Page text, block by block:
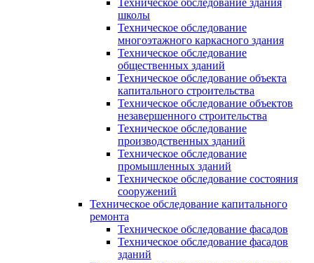
Техническое обследование здания
школы
Техническое обследование
многоэтажного каркасного здания
Техническое обследование
общественных зданий
Техническое обследование объекта
капитального строительства
Техническое обследование объектов
незавершенного строительства
Техническое обследование
производственных зданий
Техническое обследование
промышленных зданий
Техническое обследование состояния
сооружений
Техническое обследование капитального
ремонта
Техническое обследование фасадов
Техническое обследование фасадов
зданий